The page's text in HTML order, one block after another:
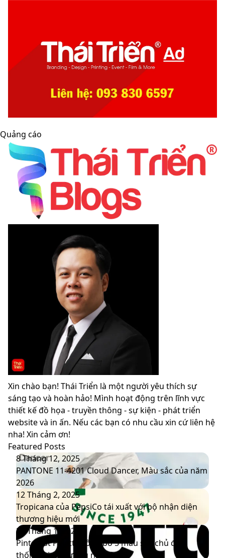
Quảng cáo
Xin chào bạn! Thái Triển là một người yêu thích sự
sáng tạo và hoàn hảo! Mình hoạt động trên lĩnh vực
thiết kế đồ họa - truyền thông - sự kiện - phát triển
website và in ấn. Nếu các bạn có nhu cầu xin cứ liên hệ
nha! Xin cảm ơn!
Featured Posts
PANTONE
11-
4201
Cloud
Dancer,
Màu
sắc
của
năm
8 Tháng 12, 2025
PANTONE 11-4201 Cloud Dancer, Màu sắc của năm
2026
Tropicana
của
PepsiCo
tái
xuất
với
12 Tháng 2, 2025
Tropicana của PepsiCo tái xuất với bộ nhận diện
thương hiệu mới
Pinterest
Palette
công
20 Tháng 1, 2025
Pinterest Palette công bố 5 màu sắc chủ đạo
thống trị xu hướng năm 2025